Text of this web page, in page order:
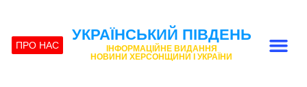
ПРО НАС
УКРАЇНСЬКИЙ ПІВДЕНЬ
ІНФОРМАЦІЙНЕ ВИДАННЯ
НОВИНИ ХЕРСОНЩИНИ І УКРАЇНИ